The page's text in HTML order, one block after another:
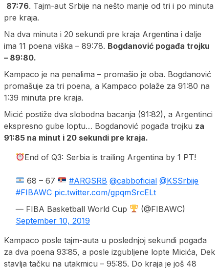
87:76. Tajm-aut Srbije na nešto manje od tri i po minuta
pre kraja.
Na dva minuta i 20 sekundi pre kraja Argentina i dalje
ima 11 poena viška – 89:78. Bogdanović pogađa trojku
– 89:80.
Kampaco je na penalima – promašio je oba. Bogdanović
promašuje za tri poena, a Kampaco polaže za 91:80 na
1:39 minuta pre kraja.
Micić postiže dva slobodna bacanja (91:82), a Argentinci
ekspresno gube loptu… Bogdanović pogađa trojku za
91:85 na minut i 20 sekundi pre kraja.
End of Q3: Serbia is trailing Argentina by 1 PT!
68 – 67 #ARGSRB @cabboficial @KSSrbije
#FIBAWC pic.twitter.com/gpqmSrcELt
— FIBA Basketball World Cup
(@FIBAWC)
September 10, 2019
Kampaco posle tajm-auta u poslednjoj sekundi pogađa
za dva poena 93:85, a posle izgubljene lopte Micića, Dek
stavlja tačku na utakmicu – 95:85. Do kraja je još 48